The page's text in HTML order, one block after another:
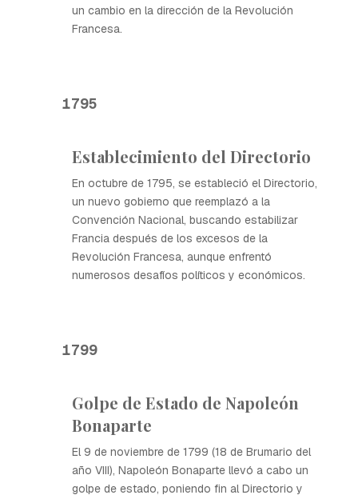
un cambio en la dirección de la Revolución
Francesa.
1795
Establecimiento del Directorio
En octubre de 1795, se estableció el Directorio,
un nuevo gobierno que reemplazó a la
Convención Nacional, buscando estabilizar
Francia después de los excesos de la
Revolución Francesa, aunque enfrentó
numerosos desafíos políticos y económicos.
1799
Golpe de Estado de Napoleón
Bonaparte
El 9 de noviembre de 1799 (18 de Brumario del
año VIII), Napoleón Bonaparte llevó a cabo un
golpe de estado, poniendo fin al Directorio y